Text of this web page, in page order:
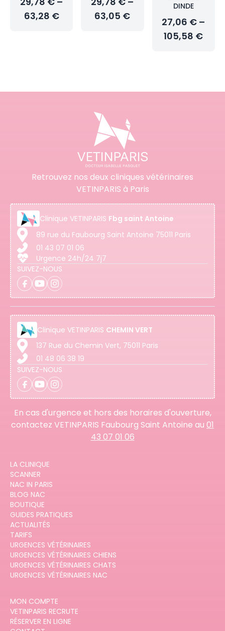
63,28 €
63,05 €
DINDE
27,06 € –
105,58 €
Retrouvez nos deux cliniques vétérinaires
VETINPARIS à Paris
Clinique VETINPARIS Fbg saint Antoine
89 rue du Faubourg Saint Antoine 75011 Paris
01 43 07 01 06
Urgence 24h/24 7j7
SUIVEZ-NOUS
Clinique VETINPARIS CHEMIN VERT
137 Rue du Chemin Vert, 75011 Paris
01 48 06 38 19
SUIVEZ-NOUS
En cas d'urgence et hors des horaires d'ouverture,
contactez VETINPARIS Faubourg Saint Antoine au 01
43 07 01 06
LA CLINIQUE
SCANNER
NAC IN PARIS
BLOG NAC
BOUTIQUE
GUIDES PRATIQUES
ACTUALITÉS
TARIFS
URGENCES VÉTÉRINAIRES
URGENCES VÉTÉRINAIRES CHIENS
URGENCES VÉTÉRINAIRES CHATS
URGENCES VÉTÉRINAIRES NAC
MON COMPTE
VETINPARIS RECRUTE
RÉSERVER EN LIGNE